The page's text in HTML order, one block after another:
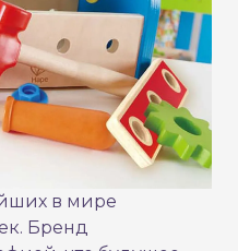
в мире
Бренд